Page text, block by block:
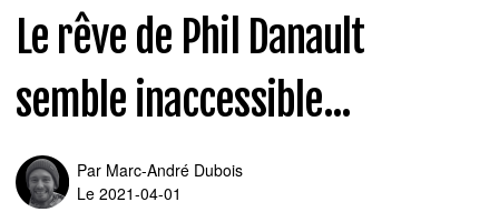
Le rêve de Phil Danault
semble inaccessible...
Par Marc-André Dubois
Le 2021-04-01